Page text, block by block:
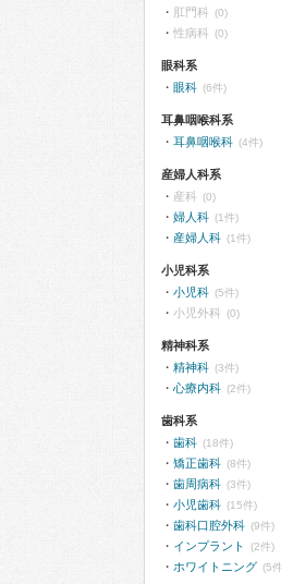
肛門科 (0)
性病科 (0)
眼科系
眼科 (6件)
耳鼻咽喉科系
耳鼻咽喉科 (4件)
産婦人科系
産科 (0)
婦人科 (1件)
産婦人科 (1件)
小児科系
小児科 (5件)
小児外科 (0)
精神科系
精神科 (3件)
心療内科 (2件)
歯科系
歯科 (18件)
矯正歯科 (8件)
歯周病科 (3件)
小児歯科 (15件)
歯科口腔外科 (9件)
インプラント (2件)
ホワイトニング (5